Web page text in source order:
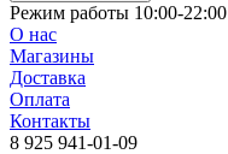
Режим работы 10:00-22:00
О нас
Магазины
Доставка
Оплата
Контакты
8 925 941-01-09